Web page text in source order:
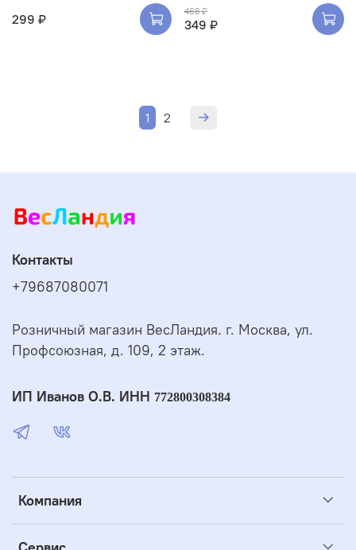
299 ₽ 468 ₽
349 ₽
1 2
Компания
Контакты
+79687080071
Розничный магазин ВесЛандия. г. Москва, ул.
Профсоюзная, д. 109, 2 этаж.
ИП Иванов О.В. ИНН 772800308384